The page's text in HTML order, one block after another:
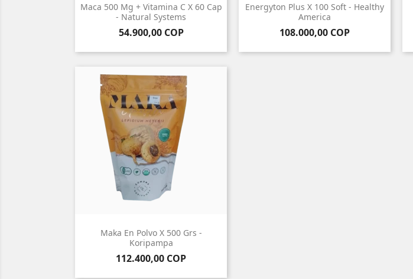
Maca 500 Mg + Vitamina C X 60 Cap
- Natural Systems
Precio
54.900,00 COP
Energyton Plus X 100 Soft - Healthy
America
Precio
108.000,00 COP
Maka En Polvo X 500 Grs -
Koripampa
Precio
112.400,00 COP